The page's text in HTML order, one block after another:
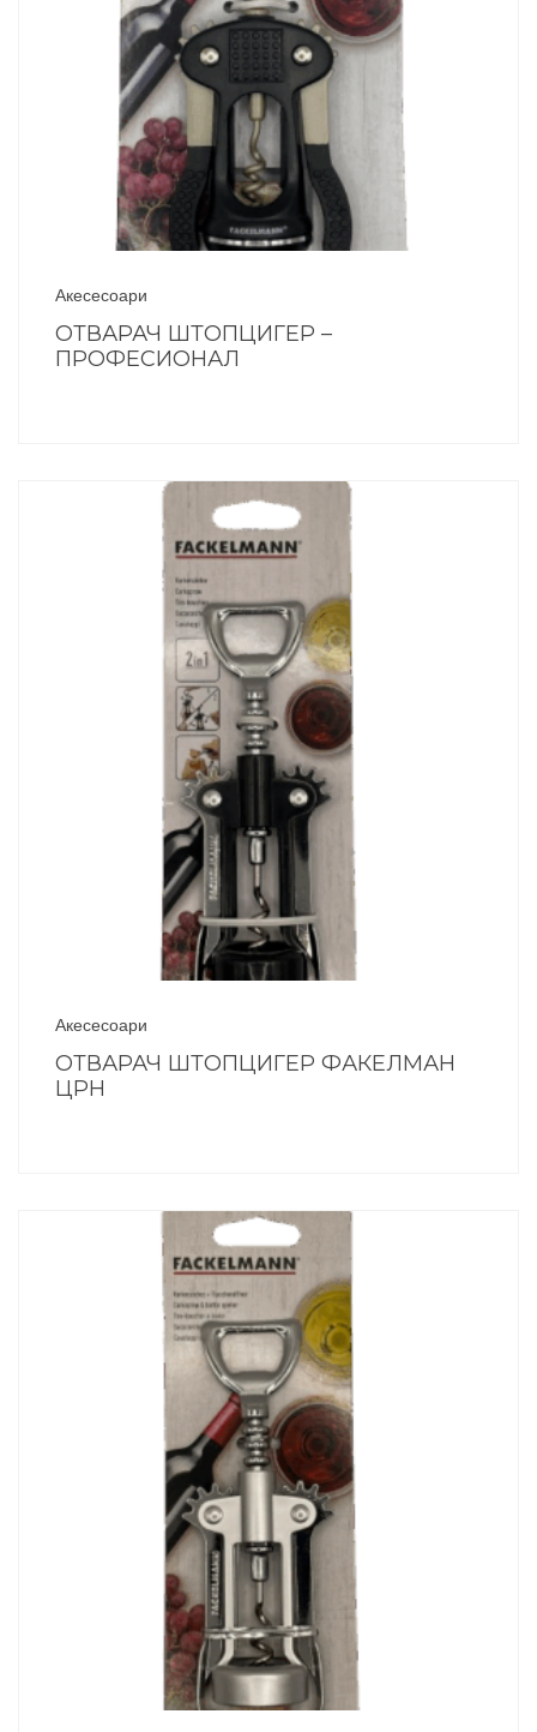
Акесесоари
ОТВАРАЧ ШТОПЦИГЕР –
ПРОФЕСИОНАЛ
Акесесоари
ОТВАРАЧ ШТОПЦИГЕР ФАКЕЛМАН
ЦРН